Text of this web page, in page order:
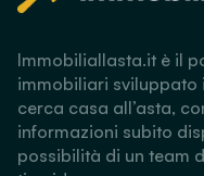
Immobiliallasta.it è il
immobiliari sviluppato
cerca casa all’asta,
informazioni subito
possibilità di un team